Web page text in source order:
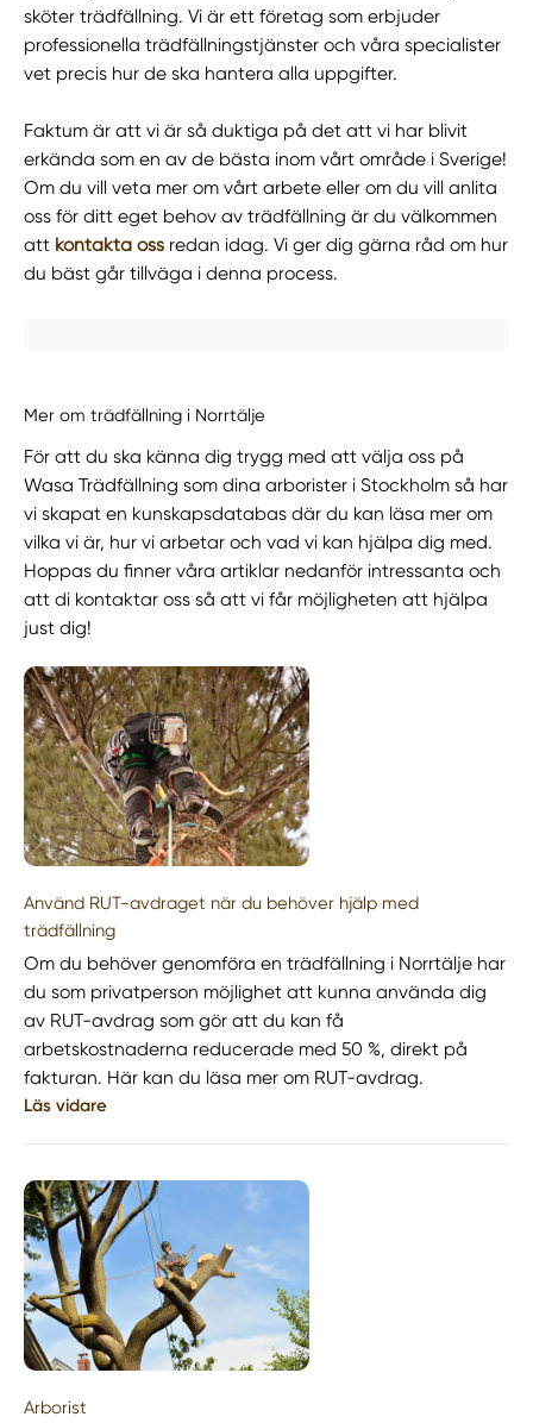
sköter trädfällning. Vi är ett företag som erbjuder
professionella trädfällningstjänster och våra specialister
vet precis hur de ska hantera alla uppgifter.
Faktum är att vi är så duktiga på det att vi har blivit
erkända som en av de bästa inom vårt område i Sverige!
Om du vill veta mer om vårt arbete eller om du vill anlita
oss för ditt eget behov av trädfällning är du välkommen
att kontakta oss redan idag. Vi ger dig gärna råd om hur
du bäst går tillväga i denna process.
Mer om trädfällning i Norrtälje
För att du ska känna dig trygg med att välja oss på
Wasa Trädfällning som dina arborister i Stockholm så har
vi skapat en kunskapsdatabas där du kan läsa mer om
vilka vi är, hur vi arbetar och vad vi kan hjälpa dig med.
Hoppas du finner våra artiklar nedanför intressanta och
att di kontaktar oss så att vi får möjligheten att hjälpa
just dig!
Använd RUT-avdraget när du behöver hjälp med
trädfällning
Om du behöver genomföra en trädfällning i Norrtälje har
du som privatperson möjlighet att kunna använda dig
av RUT-avdrag som gör att du kan få
arbetskostnaderna reducerade med 50 %, direkt på
fakturan. Här kan du läsa mer om RUT-avdrag.
Läs vidare
Arborist